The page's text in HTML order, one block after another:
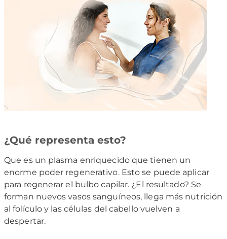
¿Qué representa esto?
Que es un plasma enriquecido que tienen un
enorme poder regenerativo. Esto se puede aplicar
para regenerar el bulbo capilar. ¿El resultado? Se
forman nuevos vasos sanguíneos, llega más nutrición
al folículo y las células del cabello vuelven a
despertar.